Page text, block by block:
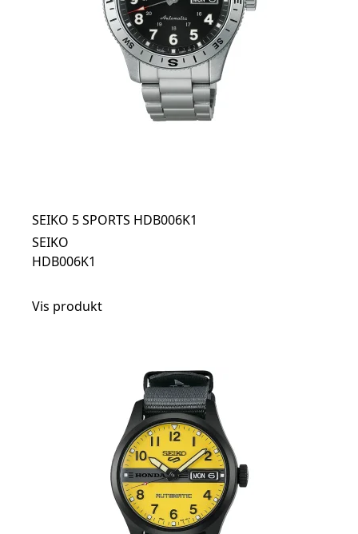
SEIKO 5 SPORTS HDB006K1
SEIKO
HDB006K1
Vis produkt